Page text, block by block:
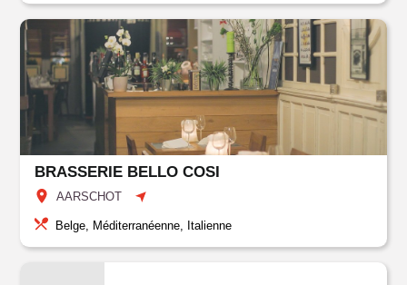
BRASSERIE BELLO COSI
AARSCHOT
Belge, Méditerranéenne, Italienne